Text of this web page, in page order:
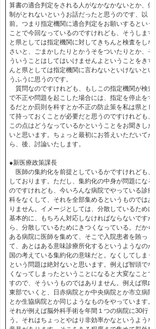
算書の適合判定をされる人がなかなかないとか、体
制がとれないというお話だったと思うのです、以
前。つまり指定機関に適合判定をお願いするという
ことで今回なっているのですけれども、そうします
と県としては指定機関に対してきちんと検査をしな
さいと、ごまかしたりとかうそをついたりとか、そ
ういうことはしてはいけませんよということをきち
んと県としては指定機関に言わないといけないとい
うふうに思うのです。
質問なのですけれども、もしこの指定機関が検査
で不正や問題を起こした場合には、指定を停止をす
るだとか罰則を科すとか不正の防止策を私は県とし
て持っておくことが必要だと思うのですけれども、
この点はどうなっているかということをお聞きした
いと思います。ちょっと最初にお答えいただいてか
ら、後、討論いたします。
●新医療政策課長
医師の集約化を前提としているかですけれども、
しております。ただし、集約化の中身が問題になる
のですけれども、今いろんな病院でやっている診療
科をなくして、それを全部集めるというものではあ
りません。イメージとしては、分散しているために
基本的に、もちろん対応しなければならないですか
ら、分散しているためにきつくなっている。だから
ある病院に医師を集めて、そこで入院患者を賄っ
て、あとはある意味診療所化するというようなのが
国の考えている集約化の意味だと。なくしてしまう
という問題は絶対ないと思います。例えば智頭でな
くなってしまったということになると大変なことで
すので、そういうものではありません。例えば県内
東部でいくと、日赤病院とか中央病院とか市立病院
とか生協病院とか同じようなものをやっています。
それが例えば脳外科手術を年間１つの病院に30行
う。それはちょっとやはり非効率かなというような